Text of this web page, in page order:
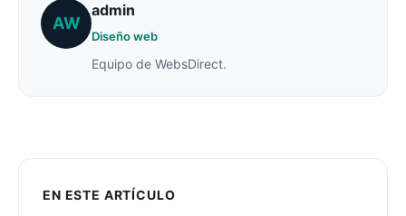
EN ESTE ARTÍCULO
AW
admin
Diseño web
Equipo de WebsDirect.